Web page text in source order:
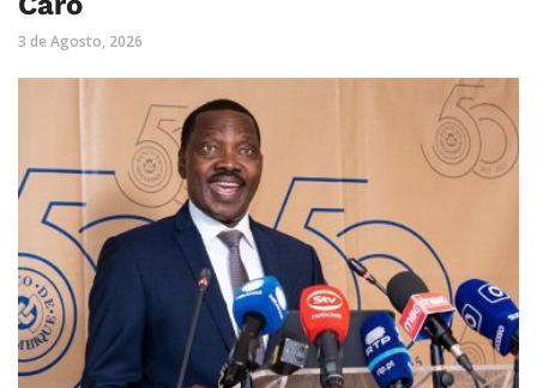
3 de Agosto, 2026